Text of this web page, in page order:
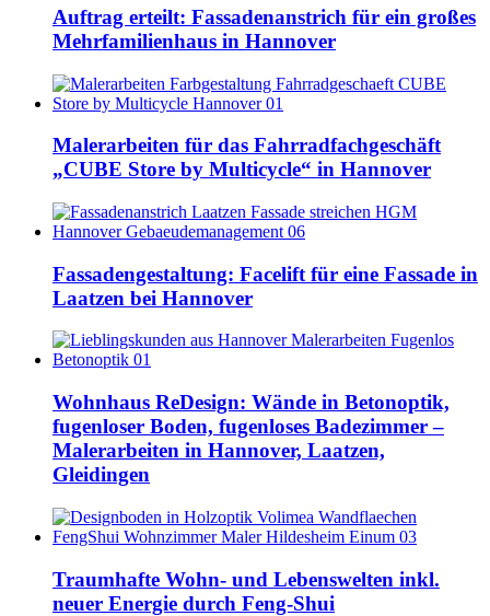
Auftrag erteilt: Fassadenanstrich für ein großes
Mehrfamilienhaus in Hannover
Malerarbeiten für das Fahrradfachgeschäft
„CUBE Store by Multicycle“ in Hannover
Fassadengestaltung: Facelift für eine Fassade in
Laatzen bei Hannover
Wohnhaus ReDesign: Wände in Betonoptik,
fugenloser Boden, fugenloses Badezimmer –
Malerarbeiten in Hannover, Laatzen,
Gleidingen
Traumhafte Wohn- und Lebenswelten inkl.
neuer Energie durch Feng-Shui